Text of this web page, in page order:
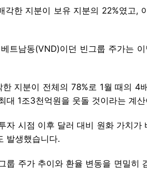
각한 지분이 보유 지분의 22%였고,
트남동(VND)이던 빈그룹 주가는
한 지분이 전체의 78%로 1월 때의 4
대 1조3천억원을 웃돌 것이라는 계
자 시점 이후 달러 대비 원화 가치
발생했습니다.
룹 주가 추이와 환율 변동을 면밀히